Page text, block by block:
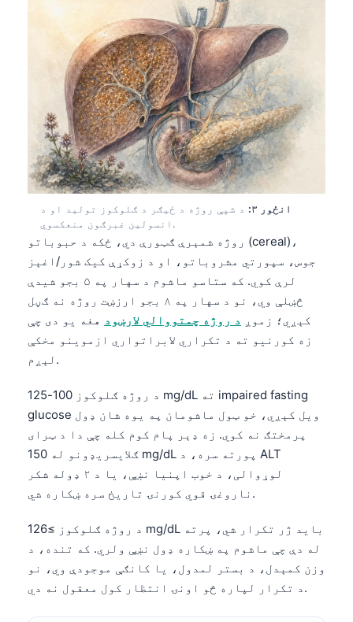
انځور ۳:
د شپې روژه د ځیګر د ګلوکوز تولید او د
انسولین غبرګون منعکسوي.
روژه شمېرې ګټورې دي، ځکه د حبوباتو (cereal)،
جوس، سپورتي مشروباتو، او د زوکړې کیک شور/اغېز
لرې کوي. که ستاسو ماشوم د سهار په ۵ بجو شیدې
څښلې وي، نو د سهار په ۸ بجو ارزښت روژه نه ګڼل
کېږي؛ زموږ د روژه چمتووالي لارښود هغه یو دی چې
زه کورنیو ته د تکراري لابراتواري ازموینو مخکې
لېږم.
د روژه ګلوکوز 100-125 mg/dL ته impaired fasting
glucose ویل کېږي، خو ټول ماشومان په یوه شان ډول
پرمختګ نه کوي. زه ډېر پام کوم کله چې دا د ټرای
ګلایسریډونو له 150 mg/dL پورته سره، د ALT
لوړوالی، د خوب اپنیا نښې، یا د ۲ ډوله شکر
ناروغۍ قوي کورنۍ تاریخ سره ښکاره شي.
د روژه ګلوکوز ≥126 mg/dL باید ژر تکرار شي، پرته
له دې چې ماشوم په ښکاره ډول نښې ولري. که تنده، د
وزن کمېدل، د بستر لمدول، یا کانګې موجودې وي، نو
د تکرار لپاره څو اونۍ انتظار کول معقول نه دي.